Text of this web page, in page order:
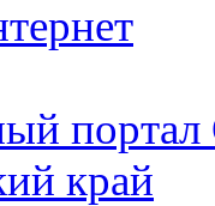
портал
край